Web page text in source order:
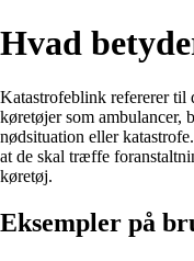
Hvad
Katastrofeblink refererer til
køretøjer som
nødsituation eller
at de skal træffe
køretøj.
Eksempler på